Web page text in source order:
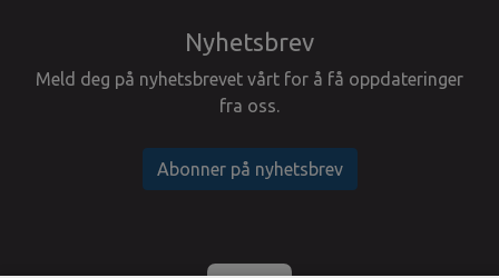
Nyhetsbrev
Meld deg på nyhetsbrevet vårt for å få oppdateringer
fra oss.
Abonner på nyhetsbrev